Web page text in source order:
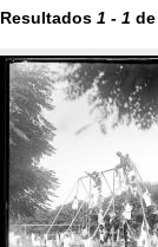
Resultados 1 - 1 de